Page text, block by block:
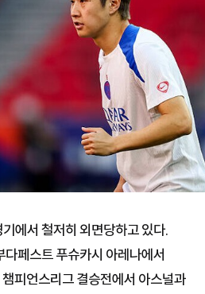
에서 철저히 외면당하고 있다.
다페스트 푸슈카시 아레나에서
피언스리그 결승전에서 아스널과